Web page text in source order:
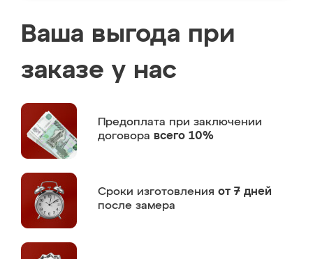
Ваша выгода при
заказе у нас
Предоплата при заключении
договора всего 10%
Сроки изготовления от 7 дней
после замера